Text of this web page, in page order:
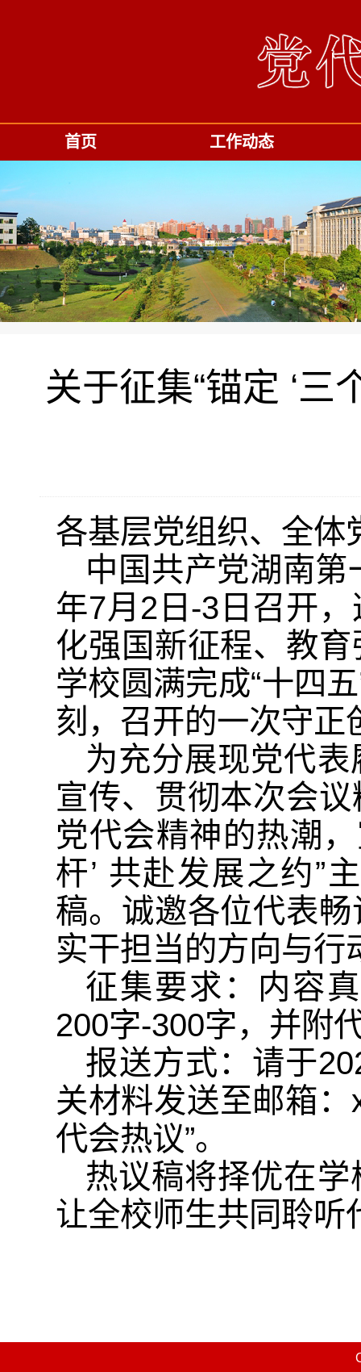
首页 工作动态
关于征集“锚定 ‘三
各基层党组织、全体
中国共产党湖南
年7月2日-3日召开
化强国新征程、教
学校圆满完成“十四
刻，召开的一次守正
为充分展现党代
宣传、贯彻本次会
党代会精神的热潮
杆’ 共赴发展之约”
稿。诚邀各位代表
实干担当的方向与行
征集要求：内容
200字-300字，并附
报送方式：请于
关材料发送至邮箱
代会热议”。
热议稿将择优在
让全校师生共同聆听